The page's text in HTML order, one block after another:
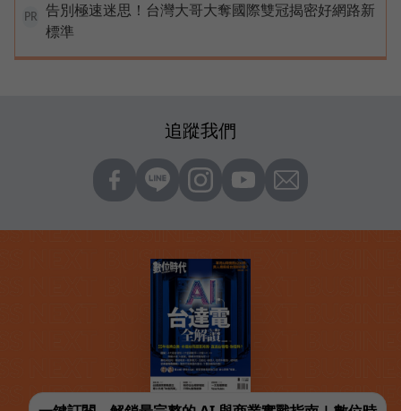
PR
告別極速迷思！台灣大哥大奪國際雙冠揭密好網路新
標準
追蹤我們